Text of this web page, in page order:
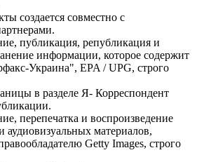
создается совместно с
публикация, републикация и
информации, которое содержит
Украина", EPA / UPG, строго
в разделе Я- Корреспондент
перепечатка и воспроизведение
аудиовизуальных материалов,
Getty Images, строго